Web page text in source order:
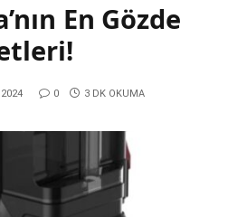
En Gözde
0 3 DK OKUMA